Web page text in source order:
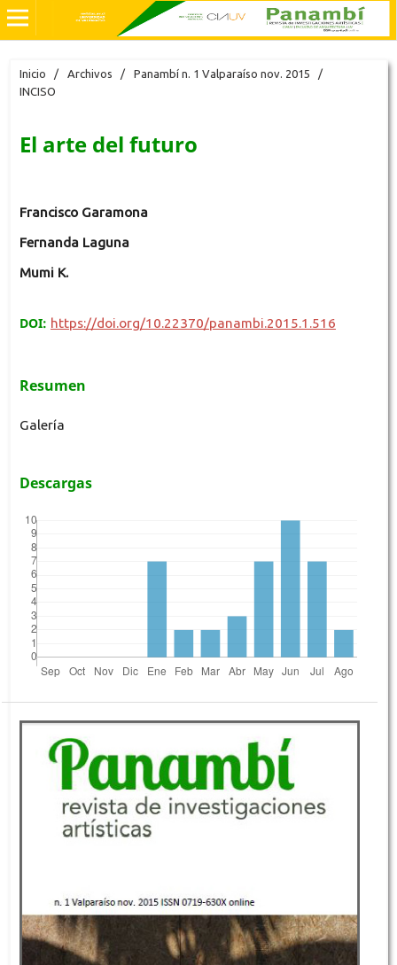
Inicio / Archivos / Panambí n. 1 Valparaíso nov. 2015
/
INCISO
El arte del futuro
Francisco Garamona
Fernanda Laguna
Mumi K.
DOI: https://doi.org/10.22370/panambi.2015.1.516
Resumen
Galería
Descargas